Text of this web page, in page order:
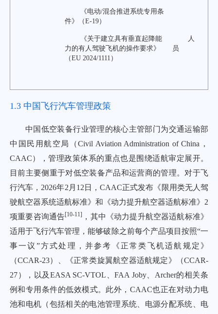
《电动/混合推进系统专用条
件》（E-19）
《关于建立具有垂直起降能
力的有人驾驶飞机的操作要求》
（EU 2024/1111）
人
员
1.3 中国飞行汽车管理政策
中国低空装备行业管理的核心主管部门为交通运输部
中国民用航空局（Civil Aviation Administration of China，
CAAC），管理政策体系的重点也是围绕适航审定展开。
目前主要侧重于对低空装备产品和运营商的管理。对于飞
行汽车，2026年2月12日，CAAC正式发布《限用类无人驾
驶航空器系统适航标准》和《动力提升航空器适航标准》2
项重要咨询通告[10-11] ，其中《动力提升航空器适航标准》
适用于飞行汽车管理，能够破除之前每个产品项目按照“一
事一议”方式处理，并参考《正常类飞机适航规定》
（CCAR-23）、《正常类旋翼航空器适航规定》（CCAR-
27），以及EASA SC-VTOL、FAA Joby、Archer的相关条
例和专用条件的低效模式。此外，CAAC也正在对动力电
池和电机（包括相关的电池管理系统、电源分配系统、电